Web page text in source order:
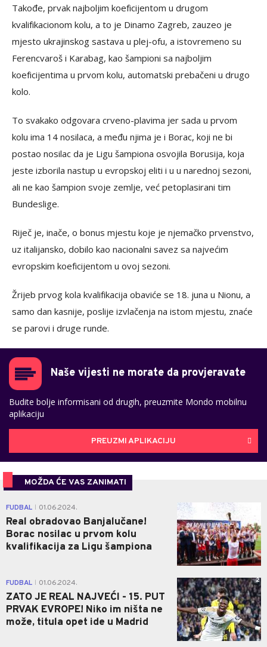
Takođe, prvak najboljim koeficijentom u drugom
kvalifikacionom kolu, a to je Dinamo Zagreb, zauzeo je
mjesto ukrajinskog sastava u plej-ofu, a istovremeno su
Ferencvaroš i Karabag, kao šampioni sa najboljim
koeficijentima u prvom kolu, automatski prebačeni u drugo
kolo.
To svakako odgovara crveno-plavima jer sada u prvom
kolu ima 14 nosilaca, a među njima je i Borac, koji ne bi
postao nosilac da je Ligu šampiona osvojila Borusija, koja
jeste izborila nastup u evropskoj eliti i u u narednoj sezoni,
ali ne kao šampion svoje zemlje, već petoplasirani tim
Bundeslige.
Riječ je, inače, o bonus mjestu koje je njemačko prvenstvo,
uz italijansko, dobilo kao nacionalni savez sa najvećim
evropskim koeficijentom u ovoj sezoni.
Žrijeb prvog kola kvalifikacija obaviće se 18. juna u Nionu, a
samo dan kasnije, poslije izvlačenja na istom mjestu, znaće
se parovi i druge runde.
Naše vijesti ne morate da provjeravate
Budite bolje informisani od drugih, preuzmite Mondo mobilnu
aplikaciju
PREUZMI APLIKACIJU
MOŽDA ĆE VAS ZANIMATI
FUDBAL 01.06.2024.
Real obradovao Banjalučane!
Borac nosilac u prvom kolu
kvalifikacija za Ligu šampiona
FUDBAL 01.06.2024.
ZATO JE REAL NAJVEĆI - 15. PUT
PRVAK EVROPE! Niko im ništa ne
može, titula opet ide u Madrid
2